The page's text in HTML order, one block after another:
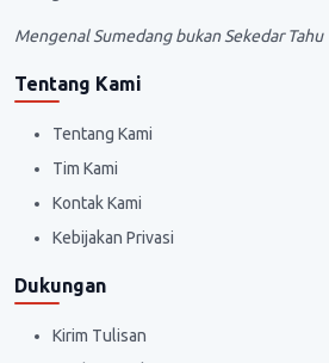
Mengenal Sumedang bukan Sekedar Tahu
Tentang Kami
Tentang Kami
Tim Kami
Kontak Kami
Kebijakan Privasi
Dukungan
Kirim Tulisan